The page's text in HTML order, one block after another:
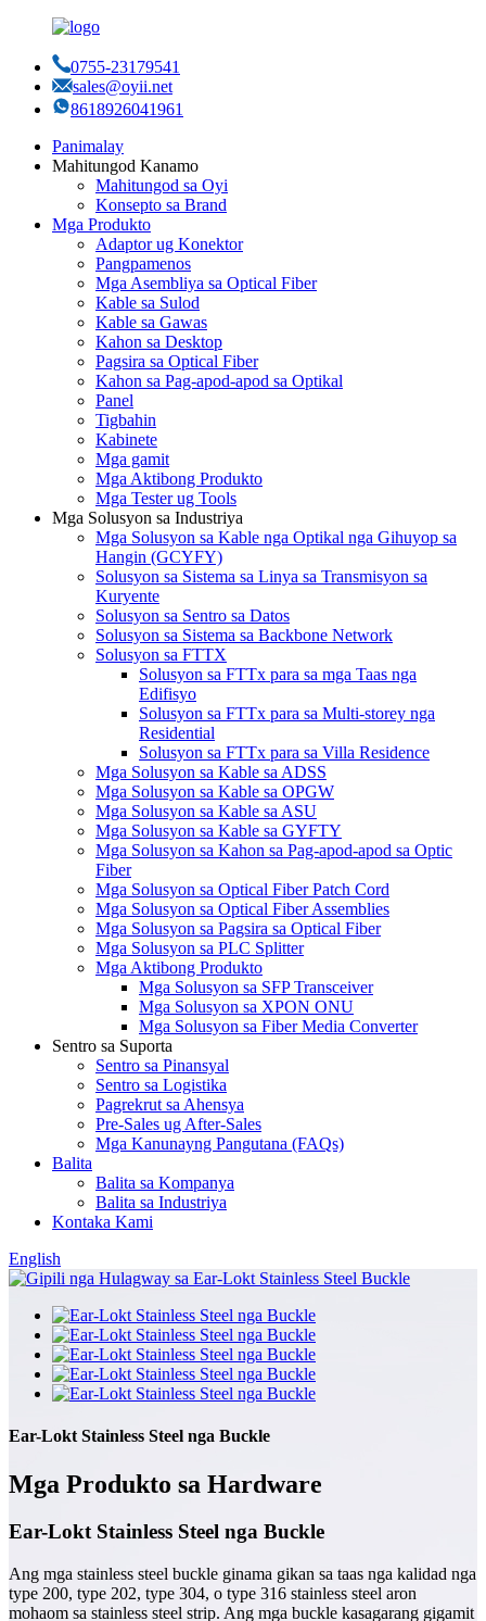
0755-23179541
sales@oyii.net
8618926041961
Panimalay
Mahitungod Kanamo
Mahitungod sa Oyi
Konsepto sa Brand
Mga Produkto
Adaptor ug Konektor
Pangpamenos
Mga Asembliya sa Optical Fiber
Kable sa Sulod
Kable sa Gawas
Kahon sa Desktop
Pagsira sa Optical Fiber
Kahon sa Pag-apod-apod sa Optikal
Panel
Tigbahin
Kabinete
Mga gamit
Mga Aktibong Produkto
Mga Tester ug Tools
Mga Solusyon sa Industriya
Mga Solusyon sa Kable nga Optikal nga Gihuyop sa
Hangin (GCYFY)
Solusyon sa Sistema sa Linya sa Transmisyon sa
Kuryente
Solusyon sa Sentro sa Datos
Solusyon sa Sistema sa Backbone Network
Solusyon sa FTTX
Solusyon sa FTTx para sa mga Taas nga
Edifisyo
Solusyon sa FTTx para sa Multi-storey nga
Residential
Solusyon sa FTTx para sa Villa Residence
Mga Solusyon sa Kable sa ADSS
Mga Solusyon sa Kable sa OPGW
Mga Solusyon sa Kable sa ASU
Mga Solusyon sa Kable sa GYFTY
Mga Solusyon sa Kahon sa Pag-apod-apod sa Optic
Fiber
Mga Solusyon sa Optical Fiber Patch Cord
Mga Solusyon sa Optical Fiber Assemblies
Mga Solusyon sa Pagsira sa Optical Fiber
Mga Solusyon sa PLC Splitter
Mga Aktibong Produkto
Mga Solusyon sa SFP Transceiver
Mga Solusyon sa XPON ONU
Mga Solusyon sa Fiber Media Converter
Sentro sa Suporta
Sentro sa Pinansyal
Sentro sa Logistika
Pagrekrut sa Ahensya
Pre-Sales ug After-Sales
Mga Kanunayng Pangutana (FAQs)
Balita
Balita sa Kompanya
Balita sa Industriya
Kontaka Kami
English
Ear-Lokt Stainless Steel nga Buckle
Mga Produkto sa Hardware
Ear-Lokt Stainless Steel nga Buckle
Ang mga stainless steel buckle ginama gikan sa taas nga kalidad nga
type 200, type 202, type 304, o type 316 stainless steel aron
mohaom sa stainless steel strip. Ang mga buckle kasagarang gigamit